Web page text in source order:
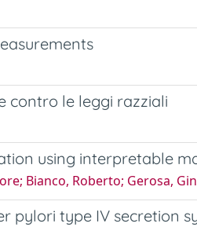
contro le leggi razziali
using interpretable
Bianco, Roberto; Gerosa,
pylori type IV secretion